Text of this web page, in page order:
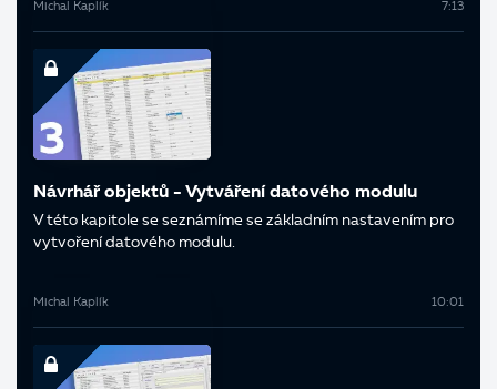
Michal Kaplík 7:13
Návrhář objektů - Vytváření datového modulu
V této kapitole se seznámíme se základním nastavením pro
vytvoření datového modulu.
Michal Kaplík 10:01